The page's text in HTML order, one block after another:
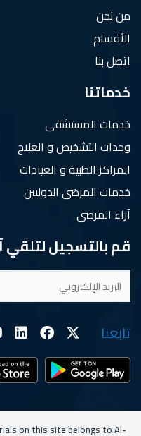
من نحن
الأقسام
اتصل بنا
خدماتنا
خدمات المستشفى
وحدات التشخيص و العلاج
المراكز الطبية و العيادات
خدمات المرضى الدوليين
آراء المرضى
قم بالتسجيل لتلقي
تابعنا
on this site belongs to Al-